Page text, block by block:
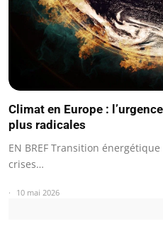
Climat en Europe :
plus radicales
EN BREF Transition
crises…
10 mai 2026